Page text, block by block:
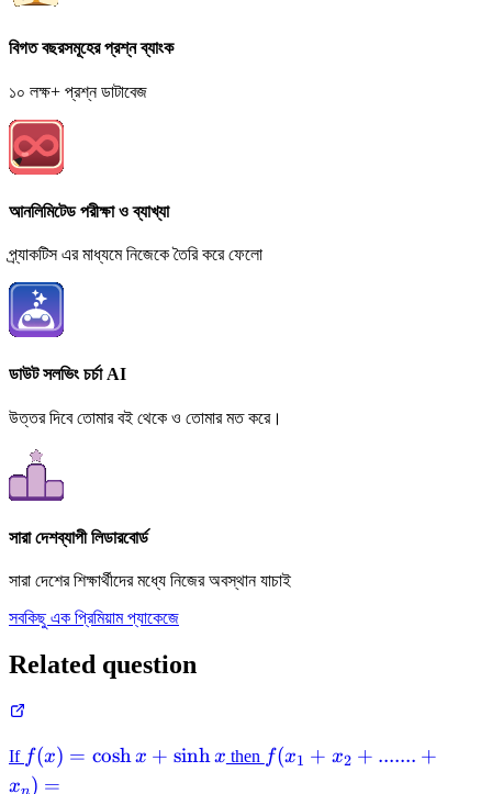
বিগত বছরসমূহের প্রশ্ন ব্যাংক
১০ লক্ষ+ প্রশ্ন ডাটাবেজ
আনলিমিটেড পরীক্ষা ও ব্যাখ্যা
প্র্যাকটিস এর মাধ্যমে নিজেকে তৈরি করে ফেলো
ডাউট সলভিং চর্চা AI
উত্তর দিবে তোমার বই থেকে ও তোমার মত করে।
সারা দেশব্যাপী লিডারবোর্ড
সারা দেশের শিক্ষার্থীদের মধ্যে নিজের অবস্থান যাচাই
সবকিছু এক প্রিমিয়াম প্যাকেজে
Related question
If f(x)=\cosh
x+\sinh x
f(x) = coshx + sinhx then f(x1 + x2 + ....... +
x ) =